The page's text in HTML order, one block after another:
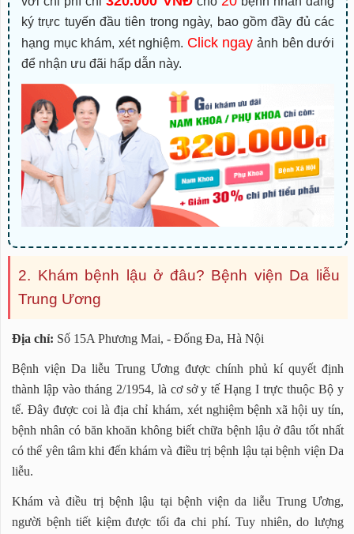
ký trực tuyến đầu tiên trong ngày, bao gồm đầy đủ các
hạng mục khám, xét nghiệm. Click ngay ảnh bên dưới
để nhận ưu đãi hấp dẫn này.
2. Khám bệnh lậu ở đâu? Bệnh viện Da liễu
Trung Ương
Địa chỉ: Số 15A Phương Mai, - Đống Đa, Hà Nội
Bệnh viện Da liễu Trung Ương được chính phủ kí quyết định
thành lập vào tháng 2/1954, là cơ sở y tế Hạng I trực thuộc Bộ y
tế. Đây được coi là địa chỉ khám, xét nghiệm bệnh xã hội uy tín,
bệnh nhân có băn khoăn không biết chữa bệnh lậu ở đâu tốt nhất
có thể yên tâm khi đến khám và điều trị bệnh lậu tại bệnh viện Da
liễu.
Khám và điều trị bệnh lậu tại bệnh viện da liễu Trung Ương,
người bệnh tiết kiệm được tối đa chi phí. Tuy nhiên, do lượng